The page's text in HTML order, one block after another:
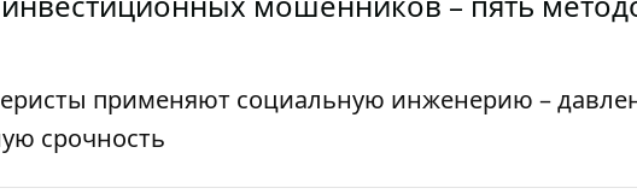
применяют социальную инженерию –
срочность